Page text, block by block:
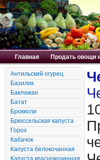
Главная | Продать овощи
Антильский огурец
Базилик
Баклажан
Батат
Брокколи
Брюссельская капуста
Горох
Кабачок
Капуста белокочанная
Капуста краснокочанная